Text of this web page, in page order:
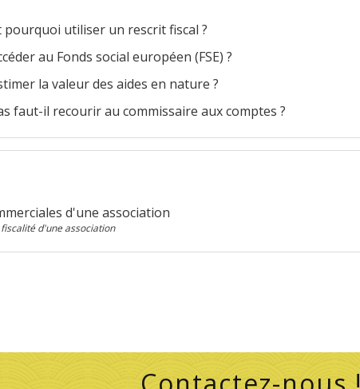
pourquoi utiliser un rescrit fiscal ?
au Fonds social européen (FSE) ?
la valeur des aides en nature ?
faut-il recourir au commissaire aux comptes ?
d'une association
d'une association